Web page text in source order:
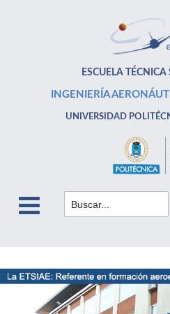
ESCUELA TÉCNICA
INGENIERÍA
UNIVERSIDAD